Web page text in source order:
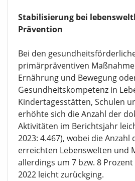
Stabilisierung bei
Prävention
Bei den
primärpräventiven
Ernährung und Bewegung
Gesundheitskompetenz in
Kindertagesstätten, Schulen
erhöhte sich die Anzahl der
Aktivitäten im Berichtsjahr
2023: 4.467), wobei die Anzahl
erreichten Lebenswelten und
allerdings um 7 bzw. 8
2022 leicht zurückging.